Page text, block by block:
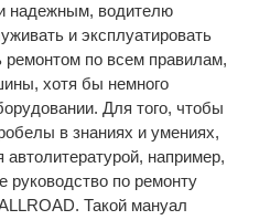
надежным, водителю
и эксплуатировать
ремонтом по всем правилам,
хотя бы немного
Для того, чтобы
в знаниях и умениях,
например,
руководство по ремонту
Такой мануал